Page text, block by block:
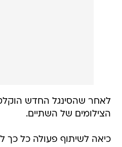
לאחר שהסינגל החדש
הצילומים של השתיים.
כיאה לשיתוף פעולה כל כך